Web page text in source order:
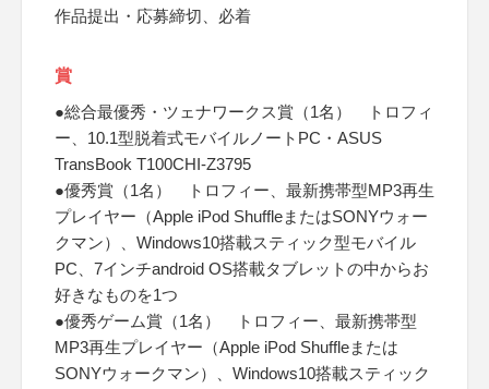
作品提出・応募締切、必着
賞
●総合最優秀・ツェナワークス賞（1名） トロフィ
ー、10.1型脱着式モバイルノートPC・ASUS
TransBook T100CHI-Z3795
●優秀賞（1名） トロフィー、最新携帯型MP3再生
プレイヤー（Apple iPod ShuffleまたはSONYウォー
クマン）、Windows10搭載スティック型モバイル
PC、7インチandroid OS搭載タブレットの中からお
好きなものを1つ
●優秀ゲーム賞（1名） トロフィー、最新携帯型
MP3再生プレイヤー（Apple iPod Shuffleまたは
SONYウォークマン）、Windows10搭載スティック